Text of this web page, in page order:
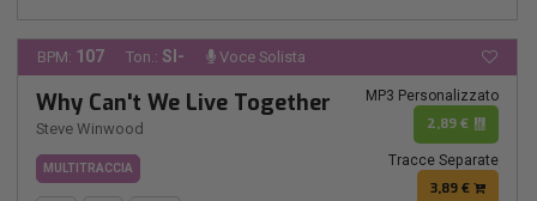
BPM: 107 Ton.: SI- Voce Solista
Why Can't We Live Together
Steve Winwood
MULTITRACCIA
MP3 Personalizzato
2,89 €
Tracce Separate
3,89 €